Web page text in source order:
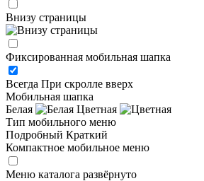
Внизу страницы
Фиксированная мобильная шапка
Всегда При скролле вверх
Мобильная шапка
Белая
Цветная
Тип мобильного меню
Подробный Краткий
Компактное мобильное меню
Меню каталога развёрнуто